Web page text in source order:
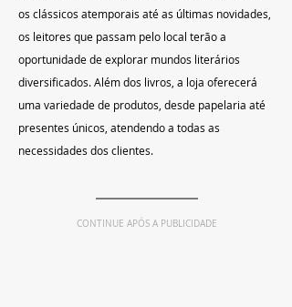
os clássicos atemporais até as últimas novidades,
os leitores que passam pelo local terão a
oportunidade de explorar mundos literários
diversificados. Além dos livros, a loja oferecerá
uma variedade de produtos, desde papelaria até
presentes únicos, atendendo a todas as
necessidades dos clientes.
CONTINUE APÓS A PUBLICIDADE